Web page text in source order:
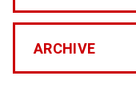
ARCHIVE